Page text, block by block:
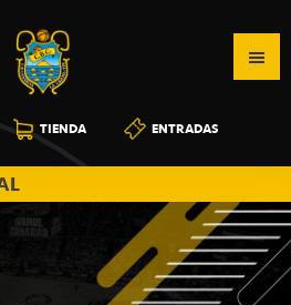
TIENDA ENTRADAS